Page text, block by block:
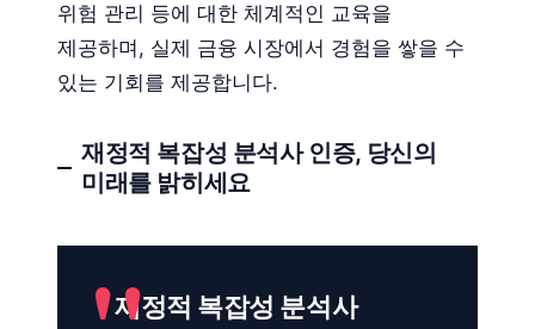
위험 관리 등에 대한 체계적인 교육을
제공하며, 실제 금융 시장에서 경험을 쌓을 수
있는 기회를 제공합니다.
재정적 복잡성 분석사 인증, 당신의
미래를 밝히세요
재정적 복잡성 분석사